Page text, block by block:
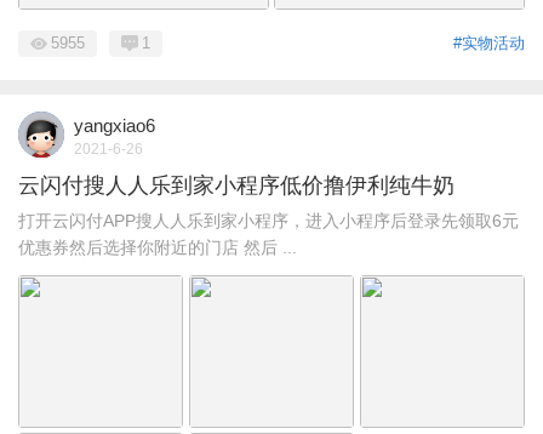
#实物活动
5955 1
yangxiao6
2021-6-26
云闪付搜人人乐到家小程序低价撸伊利纯牛奶
打开云闪付APP搜人人乐到家小程序，进入小程序后登录先领取6元
优惠券然后选择你附近的门店 然后 ...